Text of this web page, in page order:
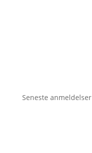
Seneste anmeldelser